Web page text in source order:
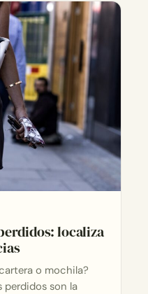
localiza
o mochila?
perdidos son la